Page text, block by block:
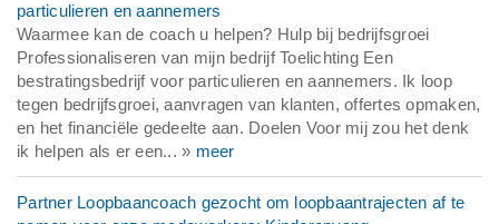
particulieren en aannemers
Waarmee kan de coach u helpen? Hulp bij bedrijfsgroei
Professionaliseren van mijn bedrijf Toelichting Een
bestratingsbedrijf voor particulieren en aannemers. Ik loop
tegen bedrijfsgroei, aanvragen van klanten, offertes opmaken,
en het financiële gedeelte aan. Doelen Voor mij zou het denk
ik helpen als er een... » meer
Partner Loopbaancoach gezocht om loopbaantrajecten af te